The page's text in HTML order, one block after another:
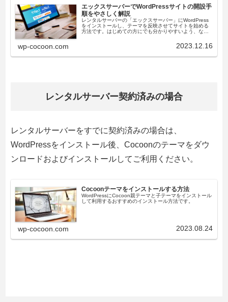
エックスサーバーでWordPressサイトの開設手
順をやさしく解説
レンタルサーバーの「エックスサーバー」にWordPress
をインストールし、テーマを反映させてサイトを始める
方法です。はじめての方にでも分かりやすいよう、なる
wp-cocoon.com 2023.12.16
レンタルサーバー契約済みの場合
レンタルサーバーをすでに契約済みの場合は、
WordPressをインストール後、Cocoonのテーマをダウ
ンロードおよびインストールしてご利用ください。
Cocoonテーマをインストールする方法
WordPressにCocoon親テーマと子テーマをインストール
して利用するおすすめのインストール方法です。
wp-cocoon.com 2023.08.24